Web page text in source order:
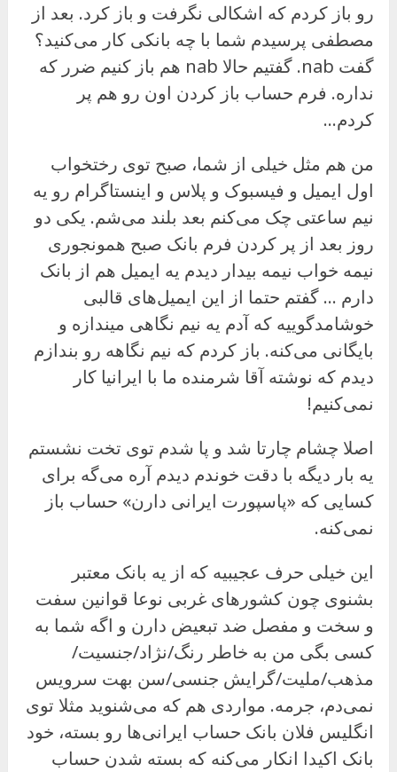
رو باز کردم که اشکالی نگرفت و باز کرد. بعد از
مصطفی پرسیدم شما با چه بانکی کار می‌کنید؟
گفت nab. گفتیم حالا nab هم باز کنیم ضرر که
نداره. فرم حساب باز کردن اون رو هم پر
کردم…
من هم مثل خیلی از شما، صبح توی رختخواب
اول ایمیل و فیسبوک و پلاس و اینستاگرام رو یه
نیم ساعتی چک می‌کنم بعد بلند می‌شم. یکی دو
روز بعد از پر کردن فرم بانک صبح همونجوری
نیمه‌ خواب نیمه بیدار دیدم یه ایمیل هم از بانک
دارم … گفتم حتما از این ایمیل‌های قالبی
خوشامدگوییه که آدم یه نیم نگاهی میندازه و
بایگانی می‌کنه. باز کردم که نیم نگاهه رو بندازم
دیدم که نوشته آقا شرمنده ما با ایرانیا کار
نمی‌کنیم!
اصلا چشام چارتا شد و پا شدم توی تخت نشستم
یه بار دیگه با دقت خوندم دیدم آره می‌گه برای
کسایی که «پاسپورت ایرانی دارن» حساب باز
نمی‌کنه.
این خیلی حرف عجیبیه که از یه بانک معتبر
بشنوی چون کشورهای غربی نوعا قوانین سفت
و سخت و مفصل ضد تبعیض دارن و اگه شما به
کسی بگی من به خاطر رنگ/نژاد/جنسیت/
مذهب/ملیت/گرایش جنسی/سن بهت سرویس
نمی‌دم، جرمه. مواردی هم که می‌شنوید مثلا توی
انگلیس فلان بانک حساب ایرانی‌ها رو بسته، خود
بانک اکیدا انکار می‌کنه که بسته شدن حساب